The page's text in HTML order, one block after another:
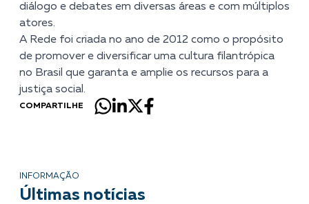
diálogo e debates em diversas áreas e com múltiplos
atores.
A Rede foi criada no ano de 2012 como o propósito
de promover e diversificar uma cultura filantrópica
no Brasil que garanta e amplie os recursos para a
justiça social.
COMPARTILHE
INFORMAÇÃO
Últimas notícias